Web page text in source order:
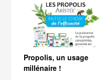
Propolis, un usage
millénaire !